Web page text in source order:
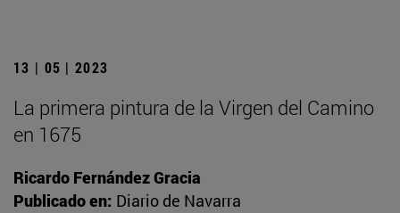
13 | 05 | 2023
La primera pintura de la Virgen del Camino
en 1675
Ricardo Fernández Gracia
Publicado en: Diario de Navarra